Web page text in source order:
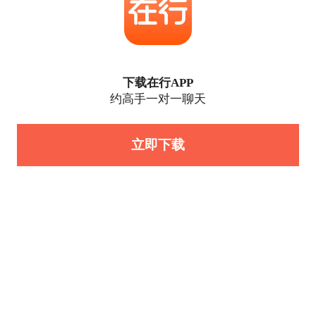
下载在行APP
约高手一对一聊天
立即下载